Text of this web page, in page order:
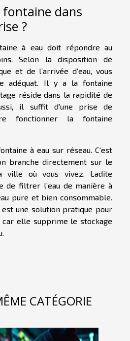
dans
?
à eau doit répondre au
Selon la disposition de
et de l’arrivée d’eau, vous
adéquat. Il y a la fontaine
réside dans la rapidité de
il suffit d'une prise de
fonctionner la fontaine
à eau sur réseau. C'est
branche directement sur le
ville où vous vivez. Ladite
de filtrer l’eau de manière à
pure et bien consommable.
une solution pratique pour
car elle supprime le stockage
CATÉGORIE